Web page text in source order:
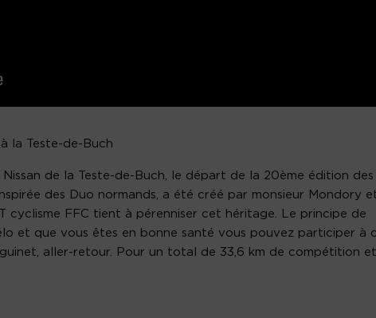
la Teste-de-Buch
de la Teste-de-Buch, le départ de la 20ème édition des
des Duo normands, a été créé par monsieur Mondory
cyclisme FFC tient à pérenniser cet héritage. Le principe de
et que vous êtes en bonne santé vous pouvez participer à
aller-retour. Pour un total de 33,6 km de compétition